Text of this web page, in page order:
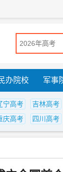
办院校 军事
宁高考 吉林高考
庆高考 四川高考